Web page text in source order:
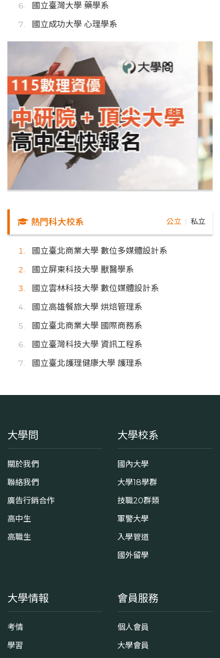
國立臺灣大學 藥學系
國立成功大學 心理學系
熱門科大校系 公立 私立
國立臺北商業大學 數位多媒體設計系
國立屏東科技大學 獸醫學系
國立雲林科技大學 數位媒體設計系
國立高雄餐旅大學 烘焙管理系
國立臺北商業大學 國際商務系
國立臺灣科技大學 資訊工程系
國立臺北護理健康大學 護理系
大學問
關於我們
聯絡我們
廣告行銷合作
高中生
高職生
大學校系
國內大學
大學18學群
技職20群類
軍警大學
入學管道
國外留學
大學情報
考情
學習
會員服務
個人會員
大學會員